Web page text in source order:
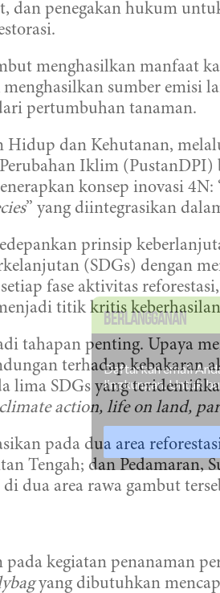
BERLANGGANAN
Daftarkan email
lingkungan. Untuk
dan penegakan hukum
menghasilkan manfaat
sumber emisi
pertumbuhan tanaman.
Hidup dan Kehutanan,
Iklim (PustanDPI)
konsep inovasi 4N:
” yang diintegrasikan
prinsip
(SDGs) dengan
fase aktivitas
titik kritis
tahapan penting. Upaya
terhadap kebakaran
lima SDGs yang
action, life on land,
pada dua area
Tengah; dan Pedamaran,
dua area rawa gambut
kegiatan penanaman
yang dibutuhkan